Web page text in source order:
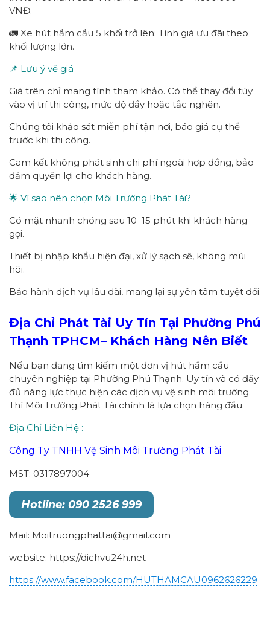
VNĐ.
🚛 Xe hút hầm cầu 5 khối trở lên: Tính giá ưu đãi theo
khối lượng lớn.
📌 Lưu ý về giá
Giá trên chỉ mang tính tham khảo. Có thể thay đổi tùy
vào vị trí thi công, mức độ đầy hoặc tắc nghẽn.
Chúng tôi khảo sát miễn phí tận nơi, báo giá cụ thể
trước khi thi công.
Cam kết không phát sinh chi phí ngoài hợp đồng, bảo
đảm quyền lợi cho khách hàng.
🌟 Vì sao nên chọn Môi Trường Phát Tài?
Có mặt nhanh chóng sau 10–15 phút khi khách hàng
gọi.
Thiết bị nhập khẩu hiện đại, xử lý sạch sẽ, không mùi
hôi.
Bảo hành dịch vụ lâu dài, mang lại sự yên tâm tuyệt đối.
Địa Chỉ Phát Tài Uy Tín Tại Phường Phú
Thạnh TPHCM– Khách Hàng Nên Biết
Nếu bạn đang tìm kiếm một đơn vị hút hầm cầu
chuyên nghiệp tại Phường Phú Thạnh. Uy tín và có đầy
đủ năng lực thực hiện các dịch vụ vệ sinh môi trường.
Thì Môi Trường Phát Tài chính là lựa chọn hàng đầu.
Địa Chỉ Liên Hệ :
Công Ty TNHH Vệ Sinh Môi Trường Phát Tài
MST: 0317897004
Hotline: 090 2526 999
Mail: Moitruongphattai@gmail.com
website: https://dichvu24h.net
https://www.facebook.com/HUTHAMCAU0962626229